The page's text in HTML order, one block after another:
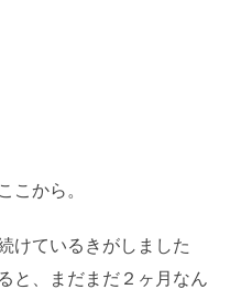
こから。
けているきがしました
と、まだまだ２ヶ月なん